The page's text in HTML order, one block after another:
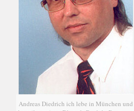
Andreas Diedrich ich lebe in München und